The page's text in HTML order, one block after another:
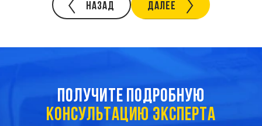
НАЗАД ДАЛЕЕ
ПОЛУЧИТЕ ПОДРОБНУЮ
КОНСУЛЬТАЦИЮ ЭКСПЕРТА